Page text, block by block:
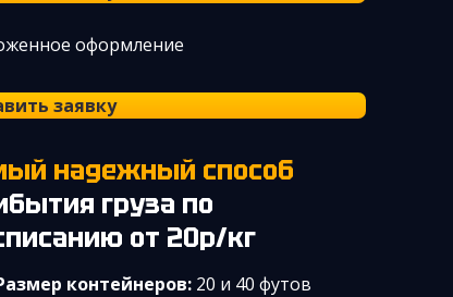
оформление
заявку
надежный способ
груза по
от 20р/кг
контейнеров: 20 и 40 футов